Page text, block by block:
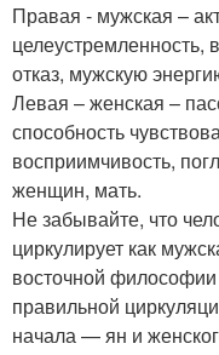
Правая - мужская –
целеустремленность,
отказ, мужскую
Левая – женская –
способность
восприимчивость,
женщин, мать.
Не забывайте, что
циркулирует как
восточной
правильной
начала — ян и